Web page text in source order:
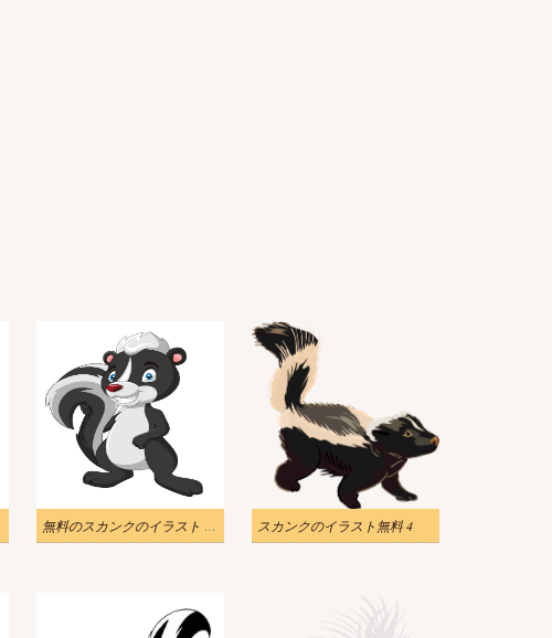
無料のスカンクのイラスト Png スカンクのイラスト無料 4